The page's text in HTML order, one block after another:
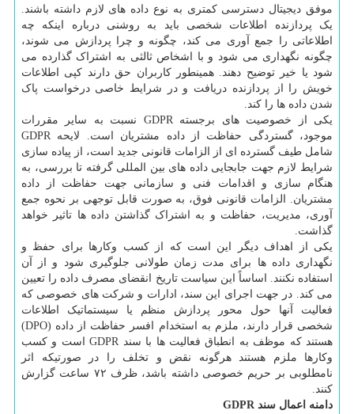
موفق دیجیتال دسترسی کمتری به نوع داده های لازم داشته باشند.
یک پردازنده اطلاعات شخصی باید به روشنی درباره اینکه چه
اطلاعاتی را جمع آوری می کند، چگونه و چرا پردازش می شوند،
چگونه نگهداری می شود و با اشخاص ثالثی به اشتراک گذارده می
شود یا خیر توضیح دهند. همینطور کاربران حق دارند کپی اطلاعات
خویش را از پردازنده دریافت و در شرایط خاصی درخواست پاک
شدن داده ها را کند.
یکی از خصوصیت های برجسته GDPR نسبت به سایر مقررات
موجود، گستردگی حفاظت از داده مشتریان است. لایحه GDPR
شامل طیف گسترده ای از الزامات قانونی جدید است، از پیاده سازی
شرایط لازم جهت جابجایی داده های بین المللی گرفته تا بررسی، به
هنگام سازی و اقدامات فنی و سازمانی جهت حفاظت از داده
مشتریان. الزامات قانونی فوق، به صورت قابل توجهی بر نحوه جمع
آوری، مدیریت، حفاظت و به اشتراک گذاشتن داده ها تاثیر خواهد
گذاشت.
یکی از اهداف دیگر این است که از کسب وکارها برای حفظ و
نگهداری داده ها برای مدت زمان طولانی جلوگیری شود و از آن
استفاده نکنند. اساساً این سیاست تاریخ انقضای مصرف داده را تعیین
می کند. در جهت اجرای این سند، ادارات و شرکت های خصوصی که
فعالیت آنها حول محور پردازش منظم یا سیستماتیک اطلاعات
شخصی قرار دارند، ملزم به استخدام افسر حفاظت از داده (DPO)
هستند که موظف به انطباق فعالیت ها با سند GDPR است و کسب
وکارها ملزم هستند هرگونه نقض و تخلف را در صورتیکه اثر
نامطلوبی بر حریم خصوصی داشته باشد، ظرف ۷۲ ساعت گزارش
کنند.
دامنه اعمال سند GDPR